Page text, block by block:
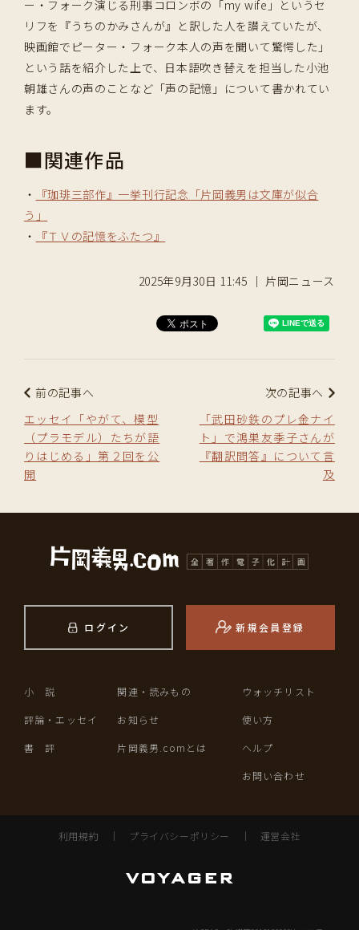
ー・フォーク演じる刑事コロンボの「my wife」というセ
リフを『うちのかみさんが』と訳した人を讃えていたが、
映画館でピーター・フォーク本人の声を聞いて驚愕した」
という話を紹介した上で、日本語吹き替えを担当した小池
朝雄さんの声のことなど「声の記憶」について書かれてい
ます。
■関連作品
・
『珈琲三部作』一挙刊行記念「片岡義男は文庫が似合
う」
・
『ＴＶの記憶をふたつ』
2025年9月30日 11:45 ｜ 片岡ニュース
前の記事へ
エッセイ「やがて、模型
（プラモデル）たちが語
りはじめる」第２回を公
開
次の記事へ
「武田砂鉄のプレ金ナイ
ト」で鴻巣友季子さんが
『翻訳問答』について言
及
ログイン 新規会員登録
小 説
評論・エッセイ
書 評
関連・読みもの
お知らせ
片岡義男.comとは
ウォッチリスト
使い方
ヘルプ
お問い合わせ
利用規約 ｜ プライバシーポリシー ｜ 運営会社